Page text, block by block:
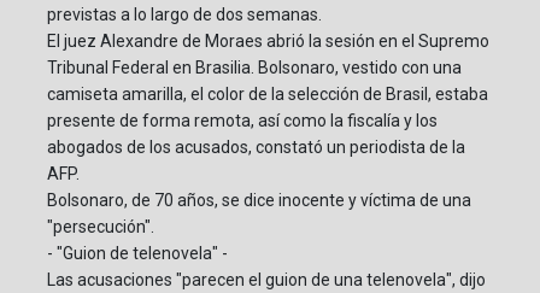
previstas a lo largo de dos semanas.
El juez Alexandre de Moraes abrió la sesión en el Supremo
Tribunal Federal en Brasilia. Bolsonaro, vestido con una
camiseta amarilla, el color de la selección de Brasil, estaba
presente de forma remota, así como la fiscalía y los
abogados de los acusados, constató un periodista de la
AFP.
Bolsonaro, de 70 años, se dice inocente y víctima de una
"persecución".
- "Guion de telenovela" -
Las acusaciones "parecen el guion de una telenovela", dijo